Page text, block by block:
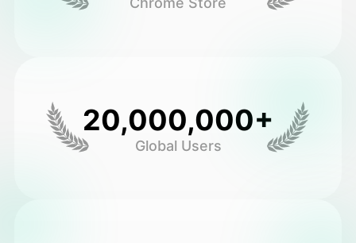
Các công cụ khác
Thư viện 20,000,000+
Global Users